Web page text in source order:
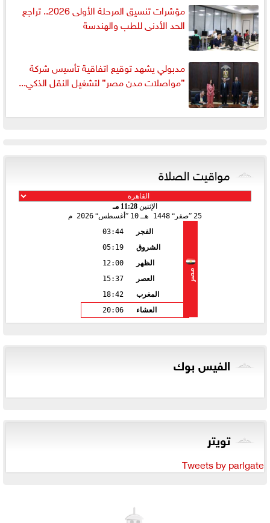
مؤشرات تنسيق المرحلة الأولى 2026.. تراجع
الحد الأدنى للطب والهندسة
مدبولي يشهد توقيع اتفاقية تأسيس شركة
”مواصلات مدن مصر” لتشغيل النقل الذكي...
مواقيت الصلاة
الإثنين 11:28 مـ
25
صفر 1448 هـ 10 أغسطس 2026 م
مصر
الفجر
03:44
الشروق
05:19
الظهر
12:00
العصر
15:37
المغرب
18:42
العشاء
20:06
الفيس بوك
تويتر
Tweets by parlgate